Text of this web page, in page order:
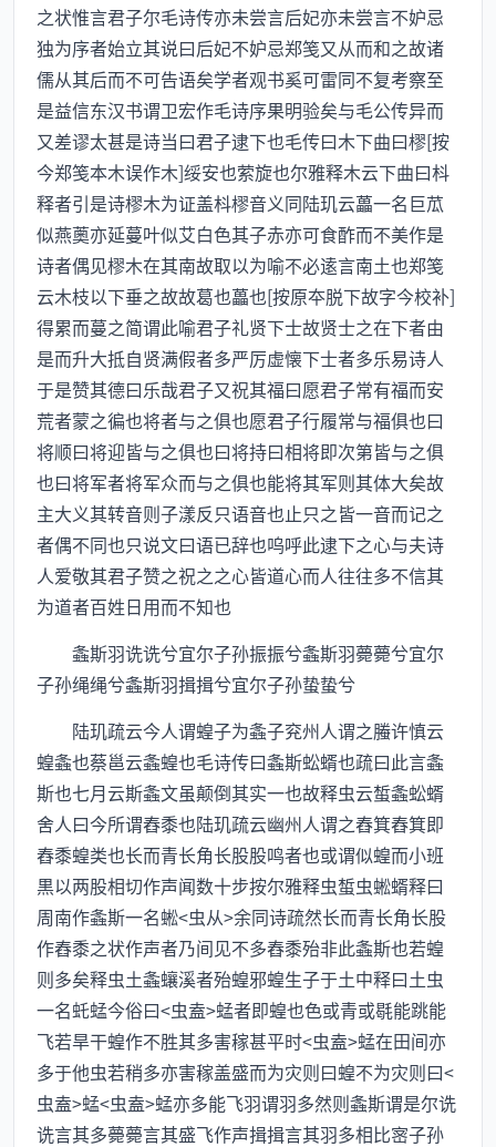
之状惟言君子尔毛诗传亦未尝言后妃亦未尝言不妒忌
独为序者始立其说曰后妃不妒忌郑笺又从而和之故诸
儒从其后而不可告语矣学者观书奚可雷同不复考察至
是益信东汉书谓卫宏作毛诗序果明验矣与毛公传异而
又差谬太甚是诗当曰君子逮下也毛传曰木下曲曰樛[按
今郑笺本木误作木]绥安也萦旋也尔雅释木云下曲曰枓
释者引是诗樛木为证盖枓樛音义同陆玑云藟一名巨苽
似燕薁亦延蔓叶似艾白色其子赤亦可食酢而不美作是
诗者偶见樛木在其南故取以为喻不必逺言南土也郑笺
云木枝以下垂之故故葛也藟也[按原夲脱下故字今校补]
得累而蔓之简谓此喻君子礼贤下士故贤士之在下者由
是而升大抵自贤满假者多严厉虚懐下士者多乐易诗人
于是赞其德曰乐哉君子又祝其福曰愿君子常有福而安
荒者蒙之徧也将者与之俱也愿君子行履常与福俱也曰
将顺曰将迎皆与之俱也曰将持曰相将即次第皆与之俱
也曰将军者将军众而与之俱也能将其军则其体大矣故
主大义其转音则子漾反只语音也止只之皆一音而记之
者偶不同也只说文曰语已辞也呜呼此逮下之心与夫诗
人爱敬其君子赞之祝之之心皆道心而人往往多不信其
为道者百姓日用而不知也
螽斯羽诜诜兮宜尔子孙振振兮螽斯羽薨薨兮宜尔
子孙绳绳兮螽斯羽揖揖兮宜尔子孙蛰蛰兮
陆玑疏云今人谓蝗子为螽子兖州人谓之螣许慎云
蝗螽也蔡邕云螽蝗也毛诗传曰螽斯蚣蝑也疏曰此言螽
斯也七月云斯螽文虽颠倒其实一也故释虫云蜤螽蚣蝑
舍人曰今所谓舂黍也陆玑疏云幽州人谓之舂箕舂箕即
舂黍蝗类也长而青长角长股股鸣者也或谓似蝗而小班
黒以两股相切作声闻数十步按尔雅释虫蜤虫蜙蝑释曰
周南作螽斯一名蜙<虫从>余同诗疏然长而青长角长股
作舂黍之状作声者乃间见不多舂黍殆非此螽斯也若蝗
则多矣释虫土螽蠰溪者殆蝗邪蝗生子于土中释曰土虫
一名虴蜢今俗曰<虫盍>蜢者即蝗也色或青或毼能跳能
飞若旱干蝗作不胜其多害稼甚平时<虫盍>蜢在田间亦
多于他虫若稍多亦害稼盖盛而为灾则曰蝗不为灾则曰<
虫盍>蜢<虫盍>蜢亦多能飞羽谓羽多然则螽斯谓是尔诜
诜言其多薨薨言其盛飞作声揖揖言其羽多相比宻子孙